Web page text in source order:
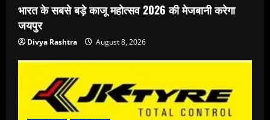
भारत के सबसे बड़े काजू महोत्सव 2026 की मेजबानी करेगा
जयपुर
Divya Rashtra August 8, 2026